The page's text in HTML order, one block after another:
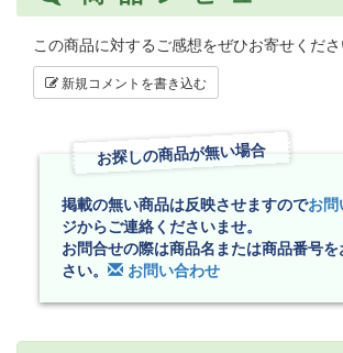
この商品に対するご感想をぜひお寄せくださ
新規コメントを書き込む
お探しの商品が無い場合
掲載の無い商品は反映させますのでお問
ジからご連絡くださいませ。
お問合せの際は商品名または商品番号
さい。
お問い合わせ